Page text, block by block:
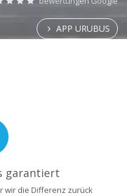
APP URUBUS
garantiert
wir die Differenz zurück